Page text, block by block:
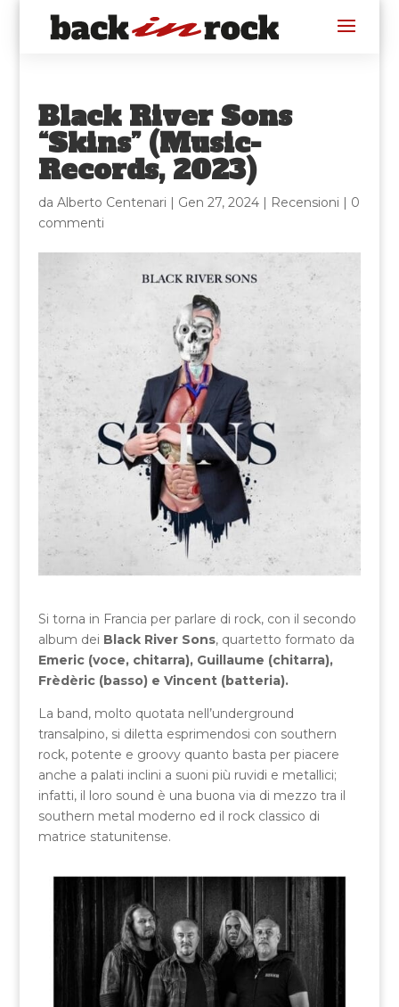
Black River Sons
“Skins” (Music-
Records, 2023)
da Alberto Centenari | Gen 27, 2024| Recensioni | 0
commenti
Si torna in Francia per parlare di rock, con il secondo
album dei Black River Sons, quartetto formato da
Emeric (voce, chitarra), Guillaume (chitarra),
Frèdèric (basso) e Vincent (batteria).
La band, molto quotata nell’underground
transalpino, si diletta esprimendosi con southern
rock, potente e groovy quanto basta per piacere
anche a palati inclini a suoni più ruvidi e metallici;
infatti, il loro sound è una buona via di mezzo tra il
southern metal moderno ed il rock classico di
matrice statunitense.